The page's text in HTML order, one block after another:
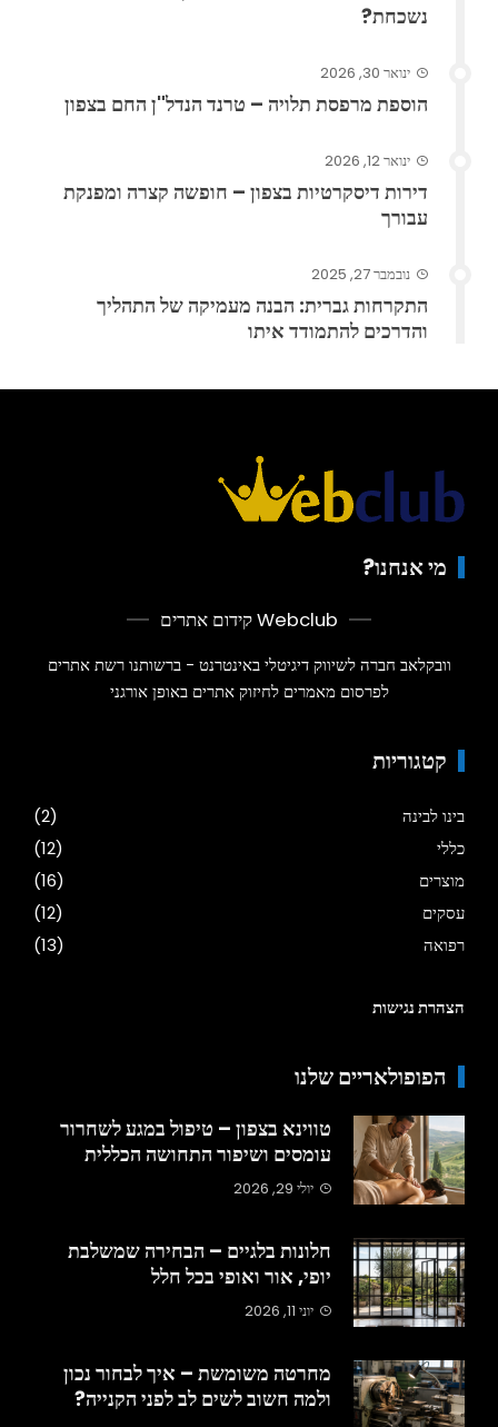
נשכחת?
ינואר 30, 2026
הוספת מרפסת תלויה – טרנד הנדל"ן החם בצפון
ינואר 12, 2026
דירות דיסקרטיות בצפון – חופשה קצרה ומפנקת
עבורך
נובמבר 27, 2025
התקרחות גברית: הבנה מעמיקה של התהליך
והדרכים להתמודד איתו
מי אנחנו?
Webclub קידום אתרים
וובקלאב חברה לשיווק דיגיטלי באינטרנט - ברשותנו רשת אתרים
לפרסום מאמרים לחיזוק אתרים באופן אורגני
קטגוריות
בינו לבינה
(2)
כללי
(12)
מוצרים
(16)
עסקים
(12)
רפואה
(13)
הצהרת נגישות
הפופולאריים שלנו
טווינא בצפון – טיפול במגע לשחרור
עומסים ושיפור התחושה הכללית
יולי 29, 2026
חלונות בלגיים – הבחירה שמשלבת
יופי, אור ואופי בכל חלל
יוני 11, 2026
מחרטה משומשת – איך לבחור נכון
ולמה חשוב לשים לב לפני הקנייה?